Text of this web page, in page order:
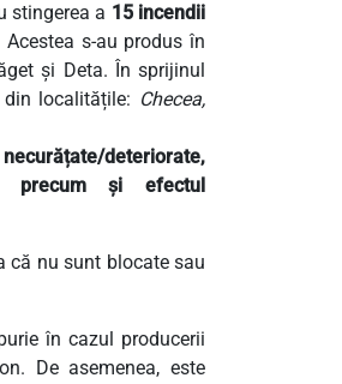
stingerea a 15 incendii
s-au produs în
și Deta. În sprijinul
localitățile: Checea,
deteriorate,
precum și efectul
că nu sunt blocate sau
în cazul producerii
De asemenea, este